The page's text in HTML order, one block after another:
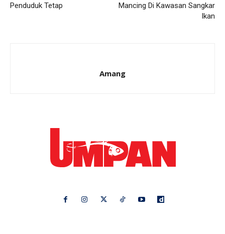
Penduduk Tetap
Mancing Di Kawasan Sangkar
Ikan
Amang